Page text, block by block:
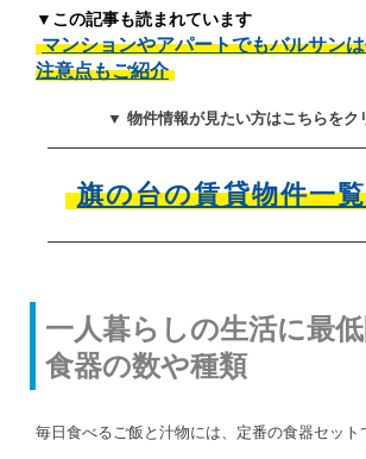
▼この記事も読まれています
マンションやアパートでもバルサン
注意点もご紹介
▼ 物件情報が見たい方はこちらをク
旗の台の賃貸物件一
一人暮らしの生活に最
食器の数や種類
毎日食べるご飯と汁物には、定番の食器セット